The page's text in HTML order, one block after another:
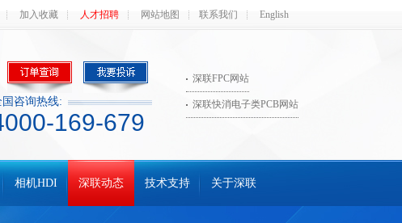
加入收藏 人才招聘 网站地图 联系我们 English
国咨询热线:
169-679
深联FPC网站
深联快消电子类PCB网站
相机HDI 深联动态 技术支持 关于深联